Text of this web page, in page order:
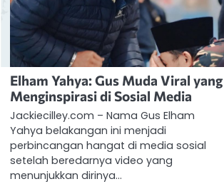
Elham Yahya: Gus Muda Viral yang
Menginspirasi di Sosial Media
Jackiecilley.com – Nama Gus Elham
Yahya belakangan ini menjadi
perbincangan hangat di media sosial
setelah beredarnya video yang
menunjukkan dirinya…